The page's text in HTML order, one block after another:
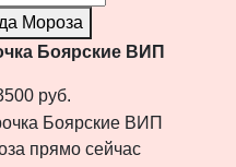
Мороза
Боярские ВИП
руб.
прямо сейчас